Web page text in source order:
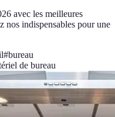
avec les meilleures
nos indispensables pour une
#bureau
de bureau